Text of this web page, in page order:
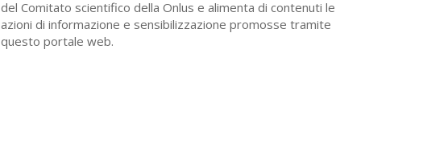
del Comitato scientifico della Onlus e alimenta di contenuti le
azioni di informazione e sensibilizzazione promosse tramite
questo portale web.